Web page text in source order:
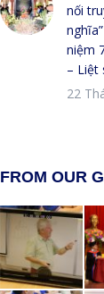
nối
niệm
– Liệt
22
FROM OUR